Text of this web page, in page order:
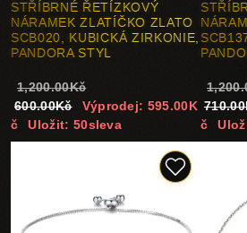
STŘÍBRNÉ ŘETÍZKOVÝ
NÁRAMEK ZLATÍČKO ZLATO
SCB020, KUBICKÁ ZIRKONIE,
PANDORA STYL
1,200.00Kč
600.00Kč
Výprodej: 595.00K
č
Uložit: 50sleva
č